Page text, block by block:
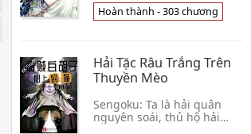
Lại nhận được quê nhà hai
phong điện báo, một
Hoàn thành - 303 chương
Hải Tặc Râu Trắng Trên
Thuyền Mèo
Sengoku: Ta là hải quân
nguyên soái, thủ hộ hải